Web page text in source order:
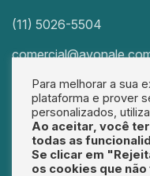
(11) 5026-5504
Siga a gente nas
Para melhorar a sua
plataforma e prover
personalizados,
Ao aceitar, você
todas as
Se clicar em
os cookies que